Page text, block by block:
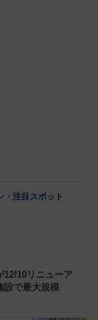
・注目スポット
12/10リニューア
で最大規模